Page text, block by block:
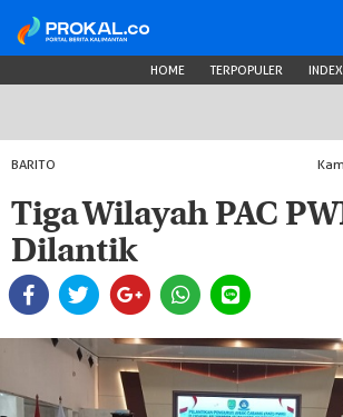
HOME TERPOPULER INDEX
BARITO
Tiga Wilayah PAC
Dilantik